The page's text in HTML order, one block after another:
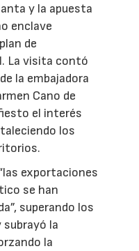
y la apuesta
enclave
de
La visita contó
la embajadora
Cano de
el interés
los
exportaciones
se han
superando los
subrayó la
la